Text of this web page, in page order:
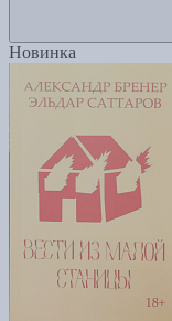
Новинка